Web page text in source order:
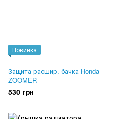
Новинка
Защита расшир. бачка Honda
ZOOMER
530 грн